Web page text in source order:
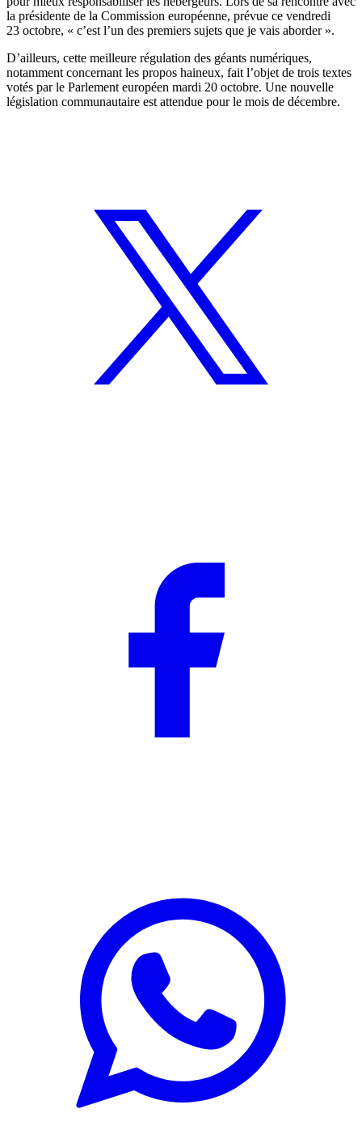
la présidente de la Commission européenne, prévue ce vendredi
23 octobre, « c’est l’un des premiers sujets que je vais aborder ».
D’ailleurs, cette meilleure régulation des géants numériques,
notamment concernant les propos haineux, fait l’objet de trois textes
votés par le Parlement européen mardi 20 octobre. Une nouvelle
législation communautaire est attendue pour le mois de décembre.